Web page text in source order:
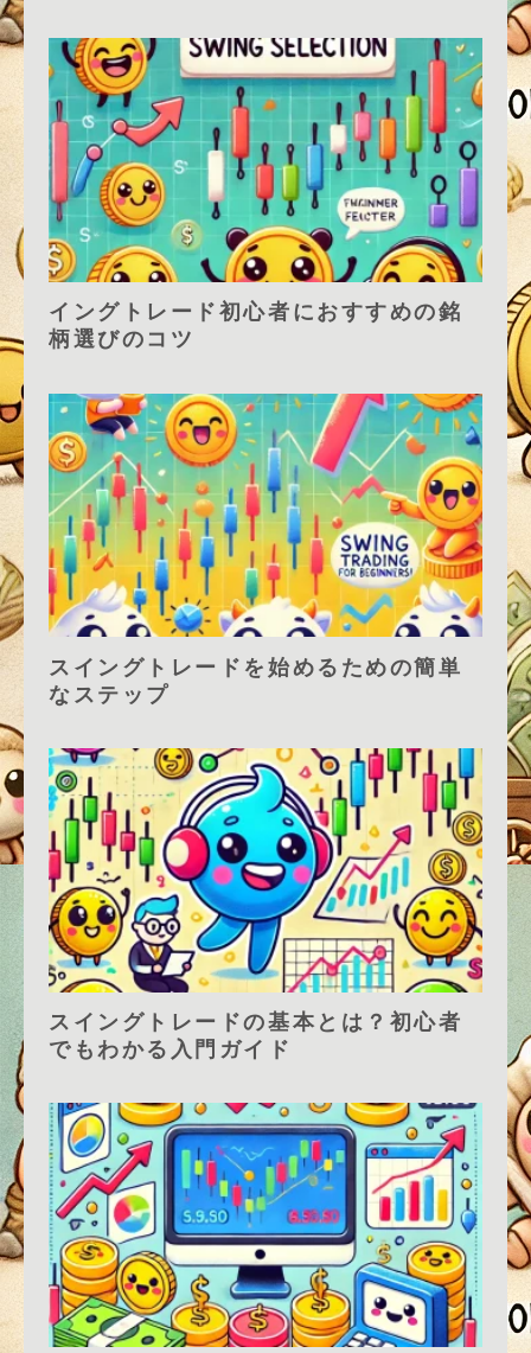
イングトレード初心者におすすめの銘
柄選びのコツ
スイングトレードを始めるための簡単
なステップ
スイングトレードの基本とは？初心者
でもわかる入門ガイド